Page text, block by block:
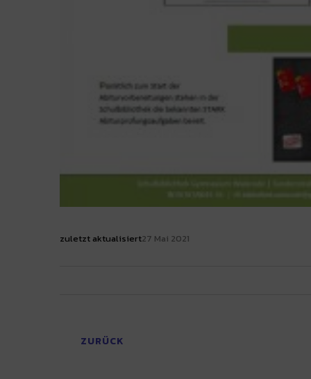
zuletzt aktualisiert27 Mai 2021
ZURÜCK